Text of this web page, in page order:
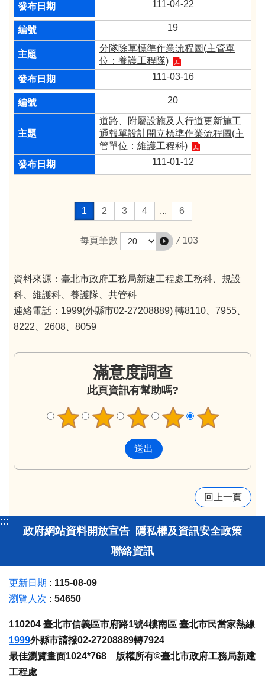
111-04-22
19
分隊除草標準作業流程圖(主管單
位：養護工程隊)
111-03-16
20
道路、附屬設施及人行道更新施工
通報單設計開立標準作業流程圖(主
管單位：維護工程科)​​
111-01-12
1 2 3 4 ... 6
每頁筆數 / 103
資料來源：臺北市政府工務局新建工程處工務科、規設
科、維護科、養護隊、共管科
連絡電話：1999(外縣市02-27208889) 轉8110、7955、
8222、2608、8059
滿意度調查
此頁資訊有幫助嗎?
回上一頁
:::
政府網站資料開放宣告 隱私權及資訊安全政策
聯絡資訊
更新日期
115-08-09
瀏覽人次
54650
110204 臺北市信義區市府路1號4樓南區 臺北市民當家熱線
1999外縣市請撥02-27208889轉7924
最佳瀏覽畫面1024*768 版權所有©臺北市政府工務局新建
工程處